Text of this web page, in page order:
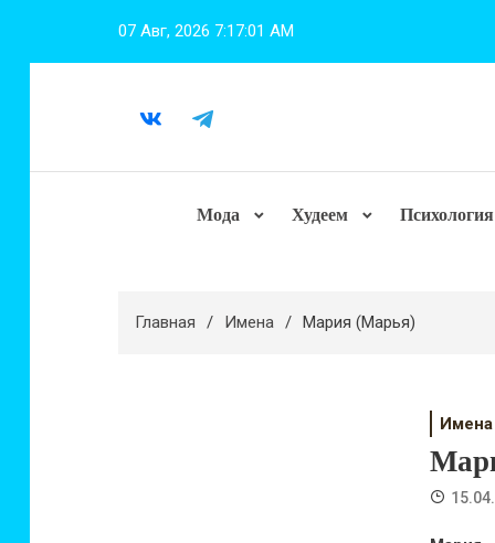
07 Авг, 2026 7:17:01 AM
Мода Худеем Психология
Главная Имена Мария (Марья)
Имена